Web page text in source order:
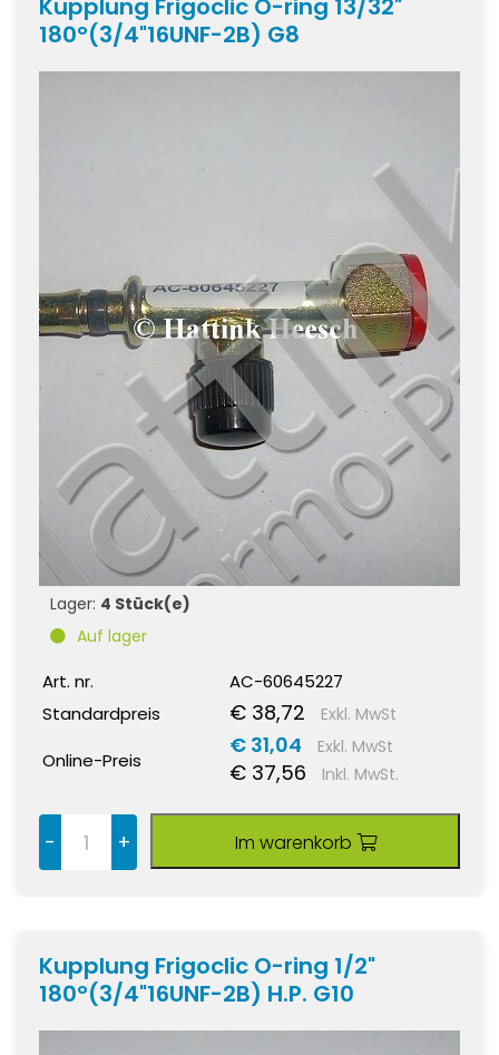
Kupplung Frigoclic O-ring 13/32"
180°(3/4"16UNF-2B) G8
Lager: 4 Stück(e)
Auf lager
Art. nr.
AC-60645227
Standardpreis
€ 38,72 Exkl. MwSt
Online-Preis
€ 31,04 Exkl. MwSt
€ 37,56 Inkl. MwSt.
- + Im warenkorb
Kupplung Frigoclic O-ring 1/2"
180°(3/4"16UNF-2B) H.P. G10